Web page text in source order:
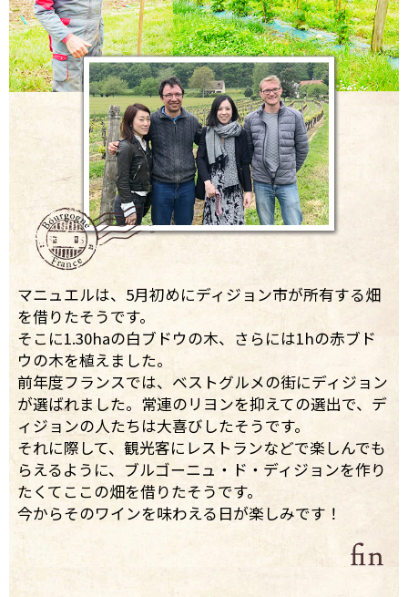
マニュエルは、5月初めにディジョン市が所有する畑
を借りたそうです。
そこに1.30haの白ブドウの木、さらには1hの赤ブド
ウの木を植えました。
前年度フランスでは、ベストグルメの街にディジョン
が選ばれました。常連のリヨンを抑えての選出で、デ
ィジョンの人たちは大喜びしたそうです。
それに際して、観光客にレストランなどで楽しんでも
らえるように、ブルゴーニュ・ド・ディジョンを作り
たくてここの畑を借りたそうです。
今からそのワインを味わえる日が楽しみです！